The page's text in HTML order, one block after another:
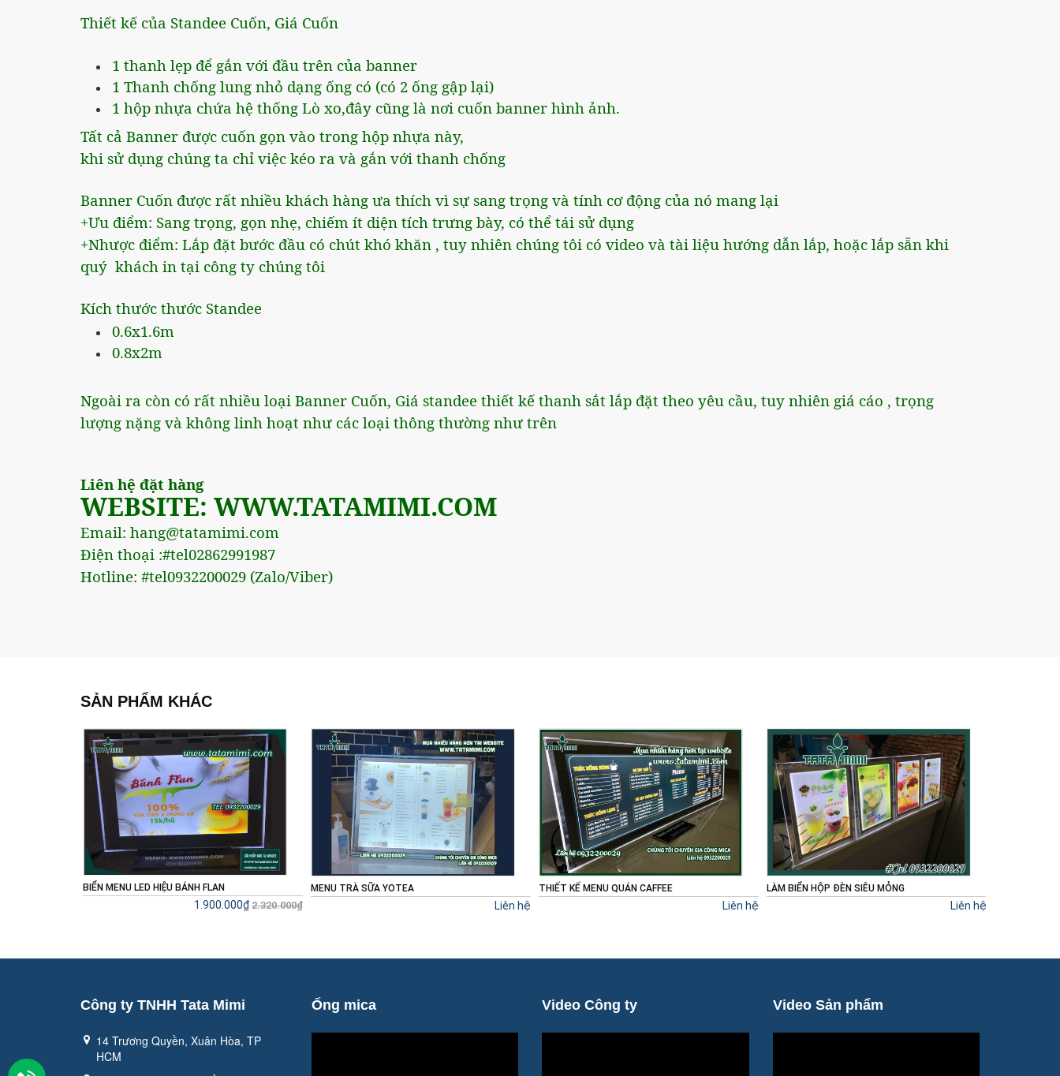
Thiết kế của Standee Cuốn, Giá Cuốn
1 thanh lẹp để gắn với đầu trên của banner
1 Thanh chống lung nhỏ dạng ống có (có 2 ống gập lại)
1 hộp nhựa chứa hệ thống Lò xo,đây cũng là nơi cuốn banner hình ảnh.
Tất cả Banner được cuốn gọn vào trong hộp nhựa này,
khi sử dụng chúng ta chỉ việc kéo ra và gắn với thanh chống
Banner Cuốn được rất nhiều khách hàng ưa thích vì sự sang trọng và tính cơ động của nó mang lại
+Ưu điểm: Sang trọng, gọn nhẹ, chiếm ít diện tích trưng bày, có thể tái sử dụng
+Nhược điểm: Lắp đặt bước đầu có chút khó khăn , tuy nhiên chúng tôi có video và tài liệu hướng dẫn lắp, hoặc lắp sẵn khi
quý khách in tại công ty chúng tôi
Kích thước thước Standee
0.6x1.6m
0.8x2m
Ngoài ra còn có rất nhiều loại Banner Cuốn, Giá standee thiết kế thanh sắt lắp đặt theo yêu cầu, tuy nhiên giá cáo , trọng
lượng nặng và không linh hoạt như các loại thông thường như trên
Liên hệ đặt hàng
WEBSITE: WWW.TATAMIMI.COM
Email: hang@tatamimi.com
Điện thoại :#tel02862991987
Hotline: #tel0932200029 (Zalo/Viber)
SẢN PHẨM KHÁC
MENU TRÀ SỮA YOTEA
Liên hệ
THIẾT KẾ MENU QUÁN CAFFEE
Liên hệ
LÀM BIỂN HỘP ĐÈN SIÊU MỎNG
Liên hệ
THIẾT KẾ MENU TRÀ SỮA MIỄN PHÍ
Liên hệ
Công ty TNHH Tata Mimi
14 Trương Quyền, Xuân Hòa, TP
HCM
Ống mica Video Công ty Video Sản phẩm